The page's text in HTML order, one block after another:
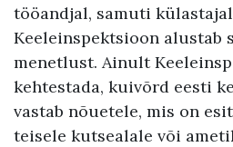
tööandjal, samuti
Keeleinspektsioon alustab
menetlust. Ainult
kehtestada, kuivõrd eesti
vastab nõuetele, mis on
teisele kutsealale või